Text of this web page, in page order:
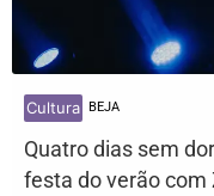
Cultura BEJA
Quatro dias sem
festa do verão com